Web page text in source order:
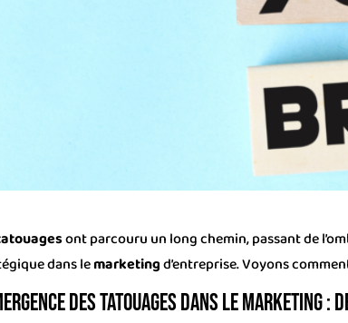
ont parcouru un long chemin, passant de
dans lemarketingd’entreprise. Voyons
des tatouages dans le marketing :